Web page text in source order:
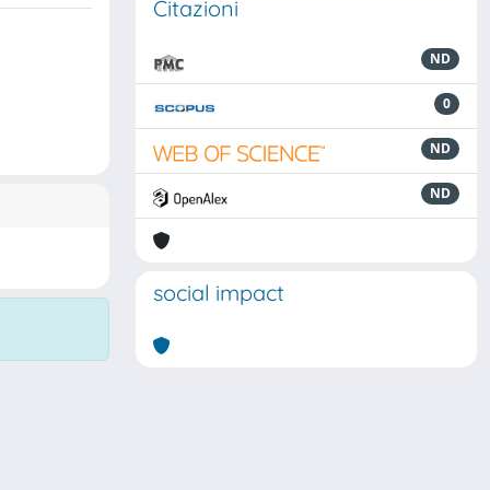
Citazioni
ND
0
ND
ND
social impact